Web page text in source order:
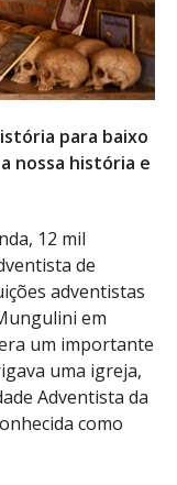
para baixo
nossa história e
12 mil
de
adventistas
em
um importante
uma igreja,
Adventista da
como